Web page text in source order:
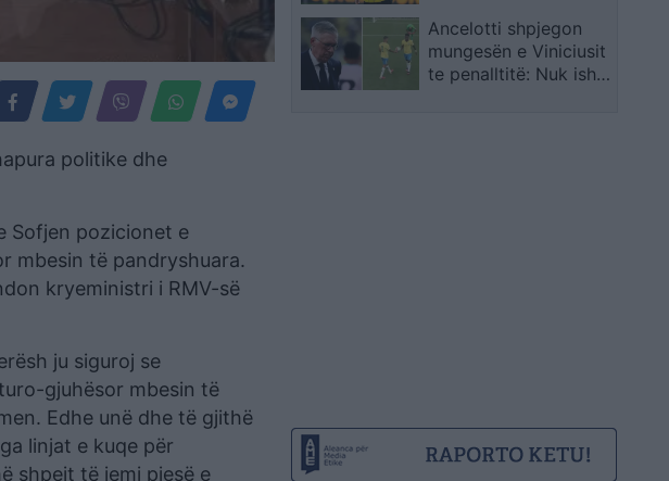
politike dhe
Sofjen pozicionet e
mbesin të pandryshuara.
kryeministri i RMV-së
ju siguroj se
gjuhësor mbesin të
Edhe unë dhe të gjithë
linjat e kuqe për
shpejt të jemi pjesë e
shijoj futbollin
ndryshe
Ancelotti shpjegon
mungesën e Viniciusit
te penalltitë: Nuk ishte